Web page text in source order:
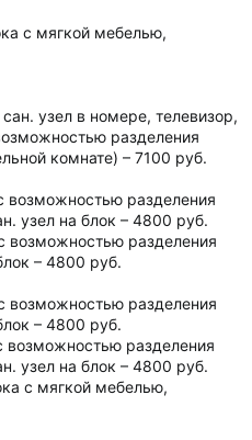
с мягкой мебелью,
узел в номере, телевизор,
разделения
комнате) – 7100 руб.
возможностью разделения
узел на блок – 4800 руб.
возможностью разделения
– 4800 руб.
возможностью разделения
– 4800 руб.
возможностью разделения
узел на блок – 4800 руб.
с мягкой мебелью,